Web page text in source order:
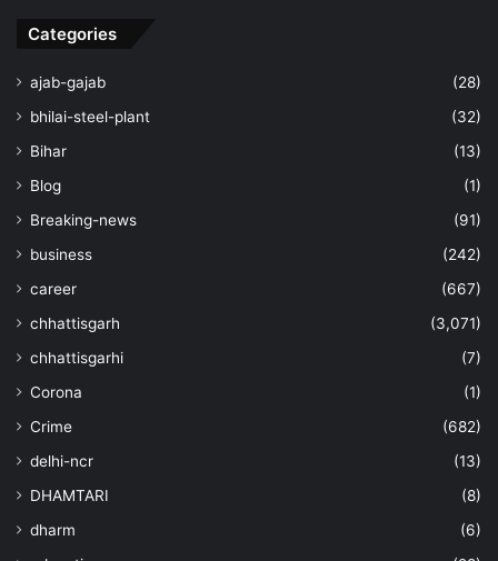
Categories
ajab-gajab
(28)
bhilai-steel-plant
(32)
Bihar
(13)
Blog
(1)
Breaking-news
(91)
business
(242)
career
(667)
chhattisgarh
(3,071)
chhattisgarhi
(7)
Corona
(1)
Crime
(682)
delhi-ncr
(13)
DHAMTARI
(8)
dharm
(6)